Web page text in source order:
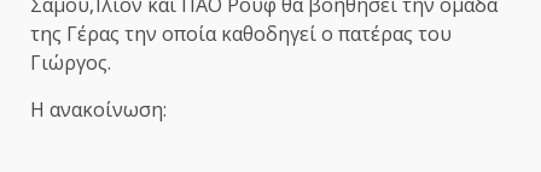
της Γέρας την οποία καθοδηγεί ο πατέρας του
Γιώργος.
Η ανακοίνωση: